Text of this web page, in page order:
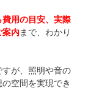
用の目安、実際
案内まで、わかり
が、照明や音の
空間を実現でき